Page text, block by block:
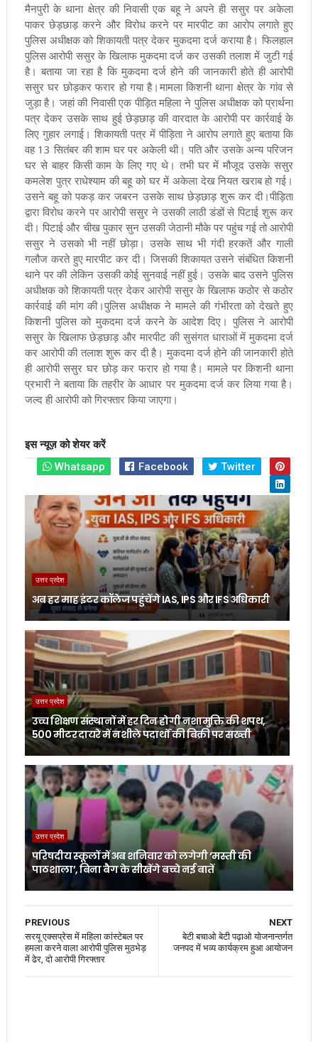
मैनपुरी के थाना क्षेत्र की निवासी एक बहू ने अपने ही ससुर पर अकेला
पाकर छेड़छाड़ करने और विरोध करने पर मारपीट का आरोप लगाते हुए
पुलिस अधीक्षक को शिकायती पत्र देकर मुकदमा दर्ज कराया है। फिलहाल
पुलिस आरोपी ससुर के खिलाफ मुकदमा दर्ज कर उसकी तलाश में जुटी गई
है। बताया जा रहा है कि मुकदमा दर्ज होने की जानकारी होते ही आरोपी
ससुर घर छोड़कर फरार हो गया है। मामला किशनी थाना क्षेत्र के गांव से
जुड़ा है। जहां की निवासी एक पीड़ित महिला ने पुलिस अधीक्षक को प्रार्थना
पत्र देकर उसके साथ हुई छेड़छाड़ की वारदात के आरोपी पर कार्रवाई के
लिए गुहार लगाई। शिकायती पत्र में पीड़िता ने आरोप लगाते हुए बताया कि
वह 13 सितंबर की शाम घर पर अकेली थी। पति और उसके अन्य परिजन
घर से बाहर किसी काम के लिए गए थे। तभी घर में मौजूद उसके ससुर
कमलेश पुत्र राधेश्याम की बहू को घर में अकेला देख नियत खराब हो गई।
उसने बहू को पकड़ कर जबरन उसके साथ छेड़छाड़ शुरू कर दी।पीड़िता
द्वारा विरोध करने पर आरोपी ससुर ने उसकी लाठी डंडों से पिटाई शुरू कर
दी। पिटाई और चीख पुकार सुन उसकी जेठानी मौके पर पहुंच गई तो आरोपी
ससुर ने उसको भी नहीं छोड़ा। उसके साथ भी गंदी हरकतें और गाली
गलौज करते हुए मारपीट कर दी। जिसकी शिकायत उसने संबंधित किशनी
थाने पर की लेकिन उसकी कोई सुनवाई नहीं हुई। उसके बाद उसने पुलिस
अधीक्षक को शिकायती पत्र देकर आरोपी ससुर के खिलाफ कठोर से कठोर
कार्रवाई की मांग की।पुलिस अधीक्षकने मामले की गंभीरता को देखते हुए
किशनी पुलिस को मुकदमा दर्ज करने के आदेश दिए। पुलिस ने आरोपी
ससुर के खिलाफ छेड़छाड़ और मारपीट की सुसंगत धाराओं में मुकदमा दर्ज
कर आरोपी की तलाश शुरू कर दी है। मुकदमा दर्ज होने की जानकारी होते
ही आरोपी ससुर घर छोड़ कर फरार हो गया है। मामले पर किशनी थाना
प्रभारी ने बताया कि तहरीर के आधार पर मुकदमा दर्ज कर लिया गया है।
जल्द ही आरोपी को गिरफ्तार किया जाएगा।
इस न्यूज़ को शेयर करें
Whatsapp
Facebook Twitter
उत्तर प्रदेश
अब हर माह इंटर कॉलेज पहुंचेंगे IAS, IPS और IFS अधिकारी
उत्तर प्रदेश
उच्च शिक्षण संस्थानों में हर दिन होगी नशामुक्ति की शपथ,
500 मीटर दायरे में नशीले पदार्थों की बिक्री पर सख्ती
उत्तर प्रदेश
परिषदीय स्कूलों में अब शनिवार को लगेगी ‘मस्ती की
पाठशाला’, बिना बैग के सीखेंगे बच्चे नई बातें
NEXT
बेटी बचाओ बेटी पढ़ाओ योजनान्तर्गत
जनपद में भव्य कार्यक्रम हुआ आयोजन
PREVIOUS
सरयू एक्सप्रेस में महिला कांस्टेबल पर
हमला करने वाला आरोपी पुलिस मुठभेड़
में ढेर, दो आरोपी गिरफ्तार